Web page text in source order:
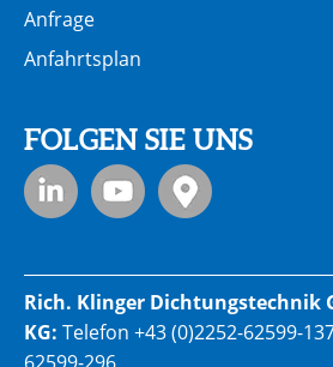
Anfrage
Anfahrtsplan
FOLGEN SIE UNS
Rich. Klinger Dichtungstechnik
KG: Telefon +43 (0)2252-62599-